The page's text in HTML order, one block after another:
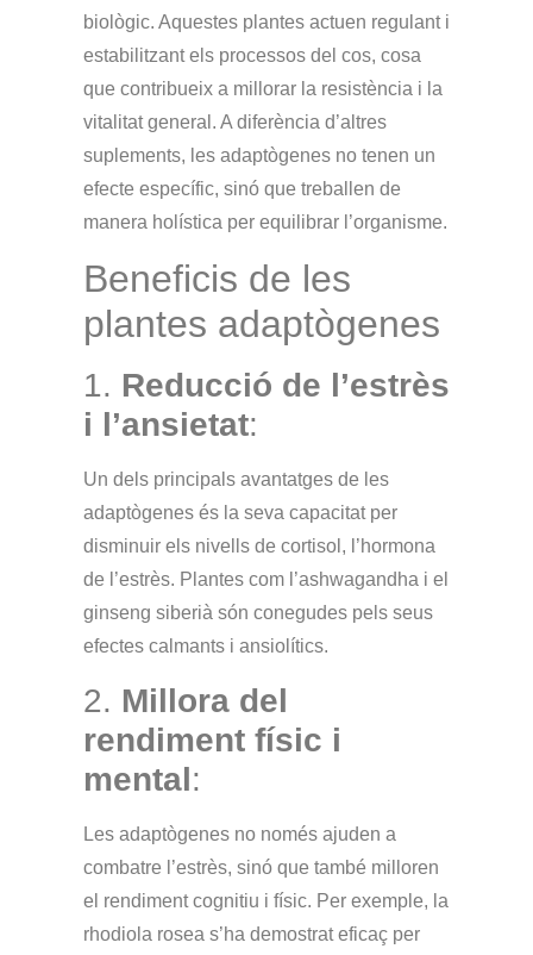
biològic. Aquestes plantes actuen regulant i
estabilitzant els processos del cos, cosa
que contribueix a millorar la resistència i la
vitalitat general. A diferència d’altres
suplements, les adaptògenes no tenen un
efecte específic, sinó que treballen de
manera holística per equilibrar l’organisme.
Beneficis de les
plantes adaptògenes
1. Reducció de l’estrès
i l’ansietat:
Un dels principals avantatges de les
adaptògenes és la seva capacitat per
disminuir els nivells de cortisol, l’hormona
de l’estrès. Plantes com l’ashwagandha i el
ginseng siberià són conegudes pels seus
efectes calmants i ansiolítics.
2. Millora del
rendiment físic i
mental:
Les adaptògenes no només ajuden a
combatre l’estrès, sinó que també milloren
el rendiment cognitiu i físic. Per exemple, la
rhodiola rosea s’ha demostrat eficaç per